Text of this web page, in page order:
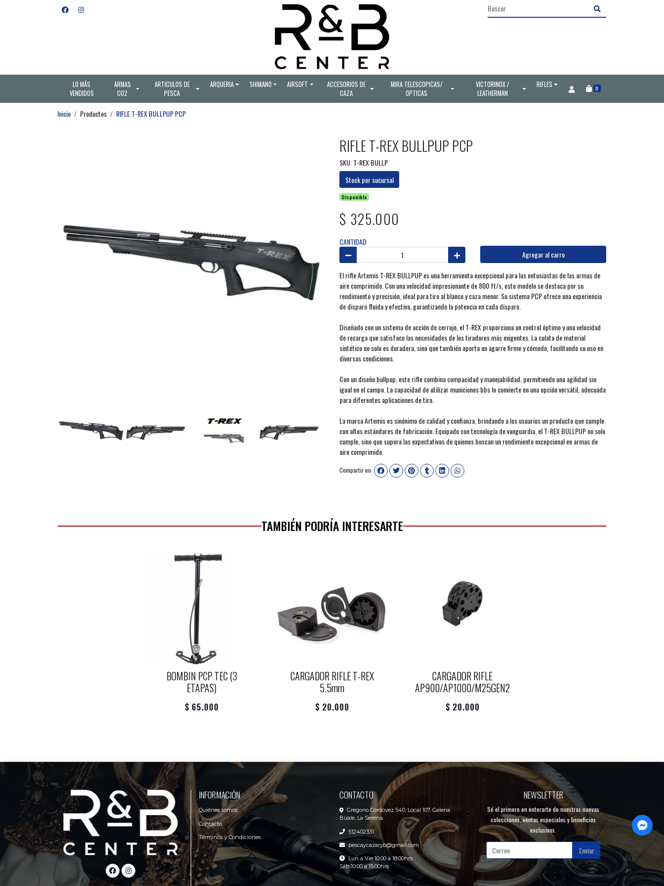
LO MÁS
VENDIDOS
ARMAS
CO2
ARTICULOS DE
PESCA
ARQUERIA SHIMANO AIRSOFT
ACCESORIOS DE
CAZA
MIRA TELESCOPICAS/
OPTICAS
VICTORINOX /
LEATHERMAN
RIFLES 0
Inicio Productos RIFLE T-REX BULLPUP PCP
RIFLE T-REX BULLPUP PCP
SKU: T-REX BULLP
Stock por sucursal
Disponible
$ 325.000
CANTIDAD
Agregar al carro
El rifle Artemis T-REX BULLPUP es una herramienta excepcional para los entusiastas de las armas de
aire comprimido. Con una velocidad impresionante de 800 ft/s, este modelo se destaca por su
rendimiento y precisión, ideal para tiro al blanco y caza menor. Su sistema PCP ofrece una experiencia
de disparo fluida y efectiva, garantizando la potencia en cada disparo.
Diseñado con un sistema de acción de cerrojo, el T-REX proporciona un control óptimo y una velocidad
de recarga que satisface las necesidades de los tiradores más exigentes. La culata de material
sintético no solo es duradera, sino que también aporta un agarre firme y cómodo, facilitando su uso en
diversas condiciones.
Con un diseño bullpup, este rifle combina compacidad y manejabilidad, permitiendo una agilidad sin
igual en el campo. La capacidad de utilizar municiones bbs lo convierte en una opción versátil, adecuada
para diferentes aplicaciones de tiro.
La marca Artemis es sinónimo de calidad y confianza, brindando a los usuarios un producto que cumple
con altos estándares de fabricación. Equipado con tecnología de vanguardia, el T-REX BULLPUP no solo
cumple, sino que supera las expectativas de quienes buscan un rendimiento excepcional en armas de
aire comprimido.
Compartir en:
TAMBIÉN PODRÍA INTERESARTE
BOMBIN PCP TEC (3
ETAPAS)
$ 65.000
CARGADOR RIFLE T-REX
5.5mm
$ 20.000
CARGADOR RIFLE
AP900/AP1000/M25GEN2
$ 20.000
INFORMACIÓN
Quiénes somos
Contacto
Términos y Condiciones
CONTACTO
Gregorio Cordovez 540, Local 107, Galeria
Buale, La Serena
512402331
pescaycazaryb@gmail.com
Lun a Vie 10:00 a 18:00hrs
Sáb 10:00 a 15:00hrs
NEWSLETTER
Sé el primero en enterarte de nuestras nuevas
colecciones, ventas especiales y beneficios
exclusivos.
Enviar